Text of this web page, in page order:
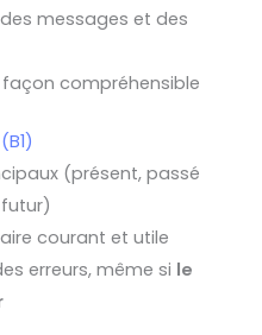
messages et des
façon compréhensible
(présent, passé
courant et utile
erreurs, même si le